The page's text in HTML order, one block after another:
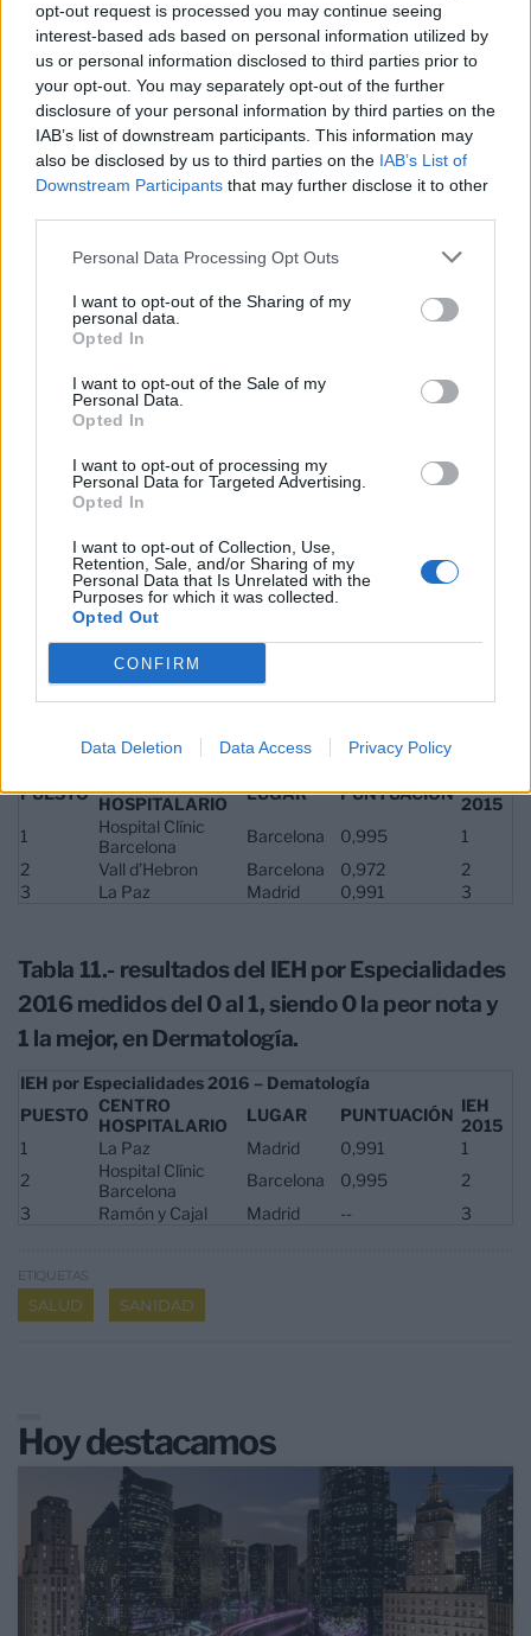
opt-out request is processed you may continue seeing
interest-based ads based on personal information utilized by
us or personal information disclosed to third parties prior to
your opt-out. You may separately opt-out of the further
disclosure of your personal information by third parties on the
IAB’s list of downstream participants. This information may
also be disclosed by us to third parties on the IAB’s List of
Downstream Participants that may further disclose it to other
Personal Data Processing Opt Outs
I want to opt-out of the Sharing of my
personal data.
Opted In
I want to opt-out of the Sale of my
Personal Data.
Opted In
I want to opt-out of processing my
Personal Data for Targeted Advertising.
Opted In
I want to opt-out of Collection, Use,
Retention, Sale, and/or Sharing of my
Personal Data that Is Unrelated with the
Purposes for which it was collected.
Opted Out
CONFIRM
Data Deletion Data Access Privacy Policy
2016 medidos del 0 al 1, siendo 0 la peor nota y
1 la mejor, en Pediatría.
IEH por Especialidades 2016 – Pediatría
PUESTO CENTRO
HOSPITALARIO
LUGAR PUNTUACIÓN IEH
2015
La Paz Madrid 0,991
1
Hospital del Niño
Madrid -- 2
de Déu
Tabla 9.- resultados del IEH Por Especialidades
1 la mejor, en Reumatología.
PUESTO CENTRO
HOSPITALARIO
LUGAR PUNTUACIÓN
La Paz
Barcelona
Barcelona
Gregorio Marañón Madrid 0,961
Tabla 10.- resultados del IEH por Especialidades
2016 medidos del 0 al 1, siendo 0 la peor nota y
IEH por Especialidades 2016 – Neumología
PUESTO
HOSPITALARIO
LUGAR PUNTUACIÓN
2015
1
Hospital Clínic
Barcelona
Barcelona 0,995
1
2
Vall d’Hebron Barcelona 0,972
2
3
La Paz Madrid 0,991 3
Tabla 11.- resultados del IEH por Especialidades
2016 medidos del 0 al 1, siendo 0 la peor nota y
1 la mejor, en Dermatología.
IEH por Especialidades 2016 – Dematología
PUESTO CENTRO
HOSPITALARIO
LUGAR PUNTUACIÓN IEH
2015
1
La Paz Madrid 0,991
1
2
Hospital Clínic
Barcelona
Barcelona 0,995
2
3
Ramón y Cajal Madrid -- 3
SALUD SANIDAD
Hoy destacamos